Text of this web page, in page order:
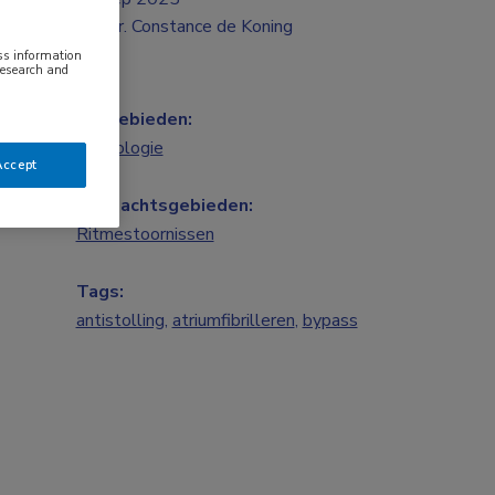
Mr. Constance de Koning
Vakgebieden:
Cardiologie
Aandachtsgebieden:
Ritmestoornissen
Tags:
antistolling, atriumfibrilleren, bypass
information
and